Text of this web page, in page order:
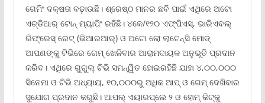
ଗେମିଂ ଦକ୍ଷତା ବଢ଼ାଉଛି। ଶ୍ରେଷ୍ଠ ମାନର ଛବି ପାଇଁ ଏଥିରେ ଅଟୋ
ଏଚ୍‌ଡିଆର୍ ଟୋନ୍ ମ୍ୟାପିଂ ରହିଛି। ୪କେ/୧୨୦ ଏଫ୍‌ପିଏସ୍‌, ଭାରିଏବଲ୍
ରିଫ୍ରେସ୍ ରେଟ୍ (ଭିଆରଆର୍‌) ଓ ଅଟୋ ଲୋ ଲାଟେନ୍‌ସି ମୋଡ୍
ଆପଣଙ୍କୁ ଟିଭିରେ ଗେମ୍ ଖେଳିବାର ଆରାମଦାୟକ ଅନୁଭୂତି ପ୍ରଦାନ
କରିବ। ଏଥିରେ ଗୁଗୁଲ୍ ଟିଭି ସମନ୍ୱିତ ହୋଇରହିଛି ଯାହା ୪,୦୦,୦୦୦
ସିନେମା ଓ ଟିଭି ଅଧ୍ୟାୟ, ୧୦,୦୦୦ରୁ ଅଧିକ ଆପ୍ ଓ ଗେମ୍ ଦେଖିବାର
ସୁଯୋଗ ପ୍ରଦାନ କରୁଛି। ଆପଲ୍ ଏୟାରପ୍ଲେ ୨ ଓ ହୋମ୍ କିଟ୍‌କୁ